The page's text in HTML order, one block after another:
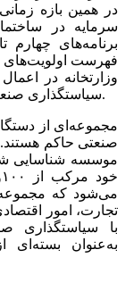
برنامه‌های
فهرست اولویت‌های
وزارتخانه در
سیاستگذاری صنعتی با نهادها و دستگاه‌های گوناگون مرتبط است.
مجموعه‌ای از
موسسه شناسایی
می‌شود که
تجارت، امور
با سیاستگذاری
به‌عنوان